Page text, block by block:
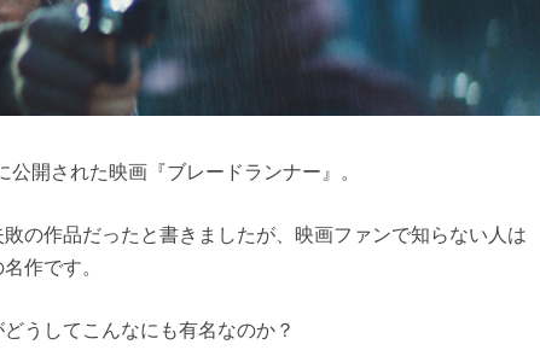
開された映画『ブレードランナー』。
の作品だったと書きましたが、映画ファンで知らない人は
作です。
うしてこんなにも有名なのか？